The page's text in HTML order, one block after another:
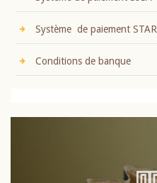
Système de paiement STAR
Conditions de banque